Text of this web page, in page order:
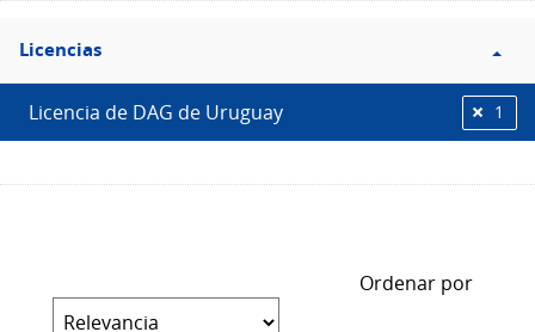
Filtro
Licencias
Licencias
Licencia de DAG de Uruguay 1
Ordenar por